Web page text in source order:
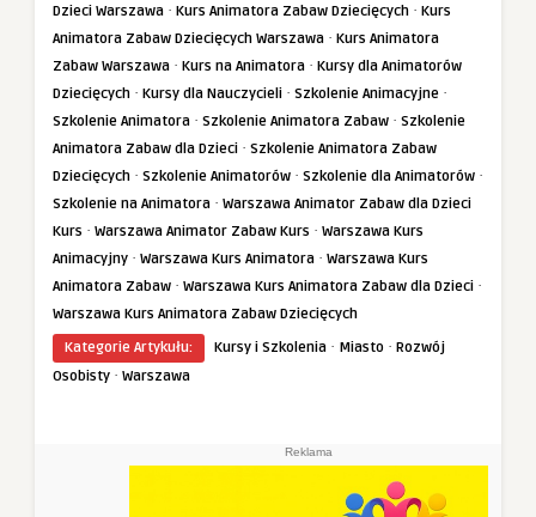
Dzieci Warszawa · Kurs Animatora Zabaw Dziecięcych · Kurs
Animatora Zabaw Dziecięcych Warszawa · Kurs Animatora
Zabaw Warszawa · Kurs na Animatora · Kursy dla Animatorów
Dziecięcych · Kursy dla Nauczycieli · Szkolenie Animacyjne ·
Szkolenie Animatora · Szkolenie Animatora Zabaw · Szkolenie
Animatora Zabaw dla Dzieci · Szkolenie Animatora Zabaw
Dziecięcych · Szkolenie Animatorów · Szkolenie dla Animatorów ·
Szkolenie na Animatora · Warszawa Animator Zabaw dla Dzieci
Kurs · Warszawa Animator Zabaw Kurs · Warszawa Kurs
Animacyjny · Warszawa Kurs Animatora · Warszawa Kurs
Animatora Zabaw · Warszawa Kurs Animatora Zabaw dla Dzieci ·
Warszawa Kurs Animatora Zabaw Dziecięcych
Kategorie Artykułu:
Kursy i Szkolenia · Miasto · Rozwój
Osobisty · Warszawa
Reklama